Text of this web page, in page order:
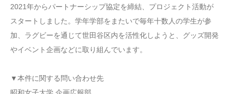
2021年からパートナーシップ協定を締結、プロジェクト活動が
スタートしました。学年学部をまたいで毎年十数人の学生が参
加、ラグビーを通じて世田谷区内を活性化しようと、グッズ開発
やイベント企画などに取り組んでいます。
▼本件に関する問い合わせ先
昭和女子大学 企画広報部